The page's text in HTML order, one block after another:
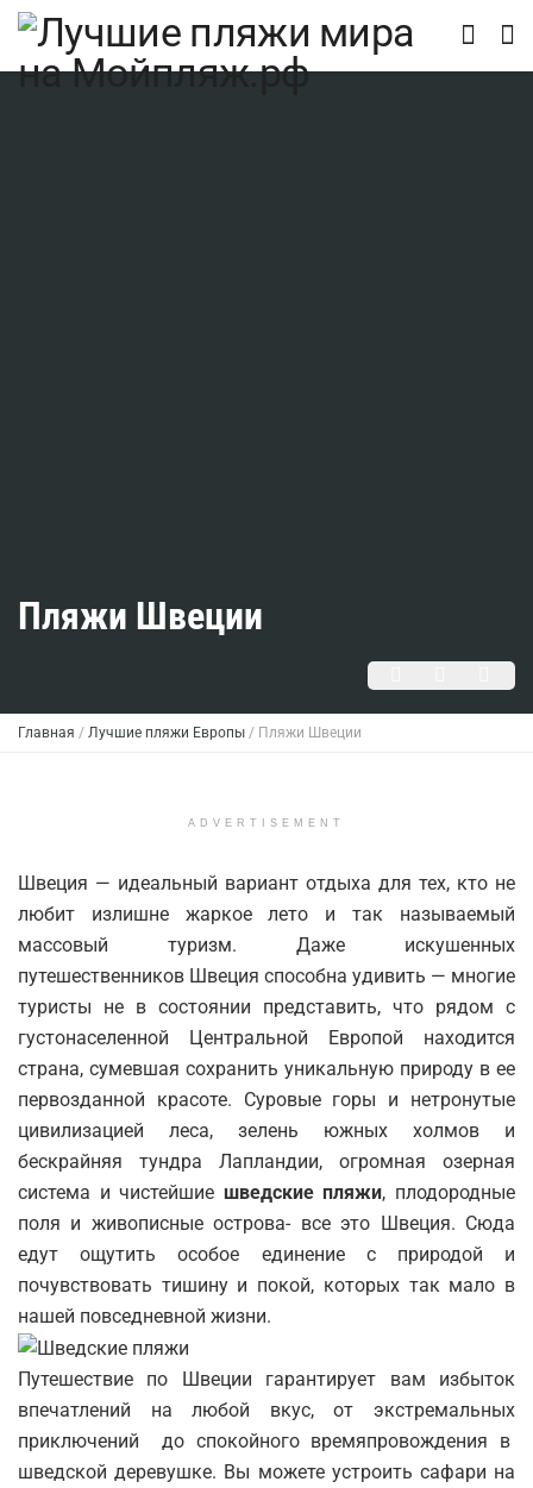
Пляжи Швеции
Главная / Лучшие пляжи Европы / Пляжи Швеции
ADVERTISEMENT
Швеция — идеальный вариант отдыха для тех, кто не
любит излишне жаркое лето и так называемый
массовый туризм. Даже искушенных
путешественников Швеция способна удивить — многие
туристы не в состоянии представить, что рядом с
густонаселенной Центральной Европой находится
страна, сумевшая сохранить уникальную природу в ее
первозданной красоте. Суровые горы и нетронутые
цивилизацией леса, зелень южных холмов и
бескрайняя тундра Лапландии, огромная озерная
система и чистейшие шведские пляжи, плодородные
поля и живописные острова- все это Швеция. Сюда
едут ощутить особое единение с природой и
почувствовать тишину и покой, которых так мало в
нашей повседневной жизни.
Путешествие по Швеции гарантирует вам избыток
впечатлений на любой вкус, от экстремальных
приключений до спокойного времяпровождения в
шведской деревушке. Вы можете устроить сафари на